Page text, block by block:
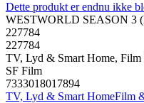
Dette produkt er endnu ikke
WESTWORLD SEASON 3
227784
227784
TV, Lyd & Smart Home,
SF Film
7333018017894
TV, Lyd & Smart HomeFilm